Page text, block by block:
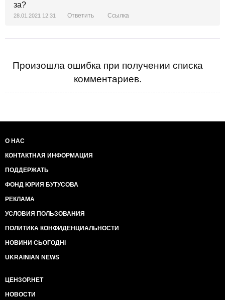
за?
28.01.2021 12:31 Ответить Ссылка
Произошла ошибка при получении списка
комментариев.
О НАС
КОНТАКТНАЯ ИНФОРМАЦИЯ
ПОДДЕРЖАТЬ
ФОНД ЮРИЯ БУТУСОВА
РЕКЛАМА
УСЛОВИЯ ПОЛЬЗОВАНИЯ
ПОЛИТИКА КОНФИДЕНЦИАЛЬНОСТИ
НОВИНИ СЬОГОДНІ
UKRAINIAN NEWS
ЦЕНЗОР.НЕТ
НОВОСТИ